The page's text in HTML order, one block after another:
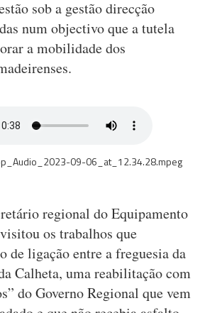
sob a gestão direcção
num objectivo que a tutela
a mobilidade dos
09-06_at_12.34.28.mpeg
regional do Equipamento
os trabalhos que
de ligação entre a freguesia da
Calheta, uma reabilitação com
do Governo Regional que vem